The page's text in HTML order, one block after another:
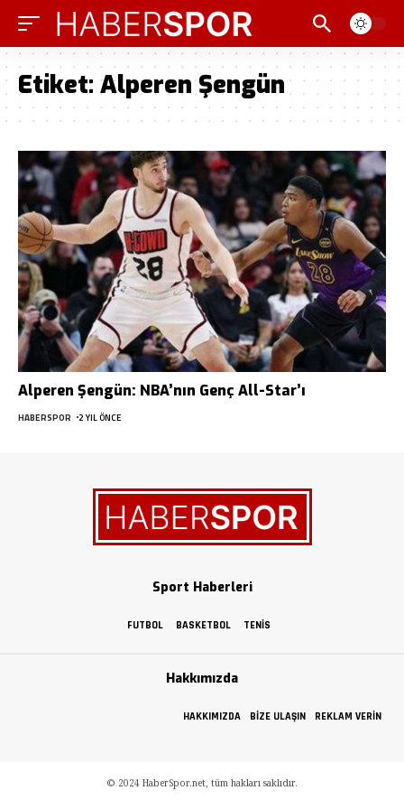
Etiket: Alperen Şengün
Alperen Şengün: NBA’nın Genç All-Star’ı
HABERSPOR 2 YIL ÖNCE
Sport Haberleri
FUTBOL BASKETBOL TENIS
Hakkımızda
HAKKIMIZDA BIZE ULAŞIN REKLAM VERIN
© 2024 HaberSpor.net, tüm hakları saklıdır.